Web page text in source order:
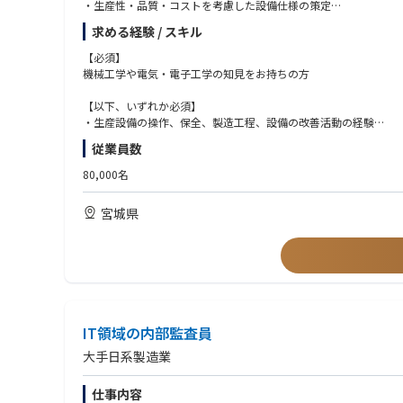
扱う製品は、ECU、E＆E、ADAS、BMS製品を中心に国内・海外
生産技術エンジニアとして、やりがいがあるグローバルな環境で
■人財育成について
人財育成：https://www.hitachiastemo.com/jp/careers/recruit/
■働く環境について
・違いを認め、多様な考えや働き方を尊重する文化が根付いていま
職場環境と福利厚生：https://www.hitachiastemo.com/jp/
・生産性・品質・コストを考慮した設備仕様の策定
・新規設備導入に向けた技術検証・立ち上げ支援
・海外拠点への技術展開・標準化活動
２．制御・プログラミング業務
・制御・データ収集システムの開発
・2D／3D CADによる治具・設備設計
・シミュレーションによる設計検証
・設備のレイアウト設計およびラインバランス検討
４.要素技術・先端技術の活用
・Deep Learningを活用したAI検査モデルの構築・運用
・IoT技術による設備状態監視・予兆保全システムの開発
【仕事の魅力・やりがい・キャリアパス】
Astemoの生産技術部門では、設備メーカーの既製パッケージだ
発にも携わることができ、技術者としての挑戦と成長を実感でき
求める経験 / スキル
【必須】
機械工学や電気・電子工学の知見をお持ちの方
【以下、いずれか必須】
・生産設備の操作、保全、製造工程、設備の改善活動の経験
・生産設備の立ち上げ・導入、設備設計の経験
・生産技術における工程設計、工法開発、生産ラインの構築経験
・プロジェクトマネジメント経験者（目安：2年以上）
・新たな技術への知的好奇心が高く、学習意欲、成長意欲の高い方
従業員数
80,000名
宮城県
IT領域の内部監査員
大手日系製造業
仕事内容